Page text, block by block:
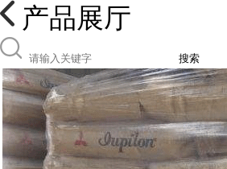
产品展厅
搜索